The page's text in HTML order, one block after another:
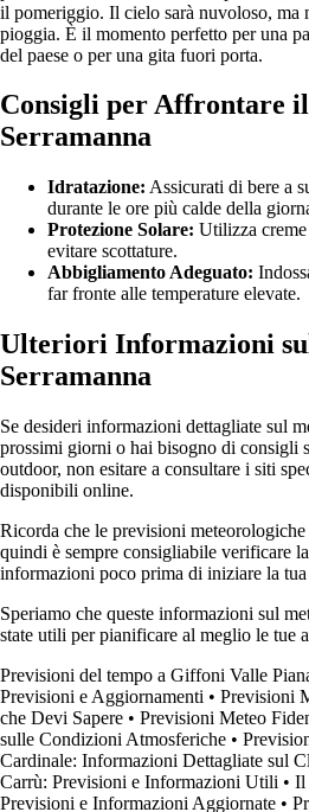
il pomeriggio. Il cielo sarà nuvoloso, ma
pioggia. È il momento perfetto per una
del paese o per una gita fuori porta.
Consigli per Affrontare
Serramanna
Idratazione: Assicurati di bere a
durante le ore più calde della
Protezione Solare: Utilizza
evitare scottature.
Abbigliamento Adeguato:
far fronte alle temperature elevate.
Ulteriori Informazioni
Serramanna
Se desideri informazioni dettagliate sul
prossimi giorni o hai bisogno di consigli
outdoor, non esitare a consultare i siti
disponibili online.
Ricorda che le previsioni
quindi è sempre consigliabile verificare
informazioni poco prima di iniziare la tua
Speriamo che queste informazioni sul
state utili per pianificare al meglio le tue
Previsioni del tempo a Giffoni Valle
Previsioni e Aggiornamenti • Previsioni
che Devi Sapere • Previsioni Meteo
sulle Condizioni Atmosferiche •
Cardinale: Informazioni Dettagliate sul
Carrù: Previsioni e Informazioni Utili • Il
Previsioni e Informazioni Aggiornate •